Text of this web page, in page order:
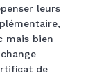
leurs
mais bien
de